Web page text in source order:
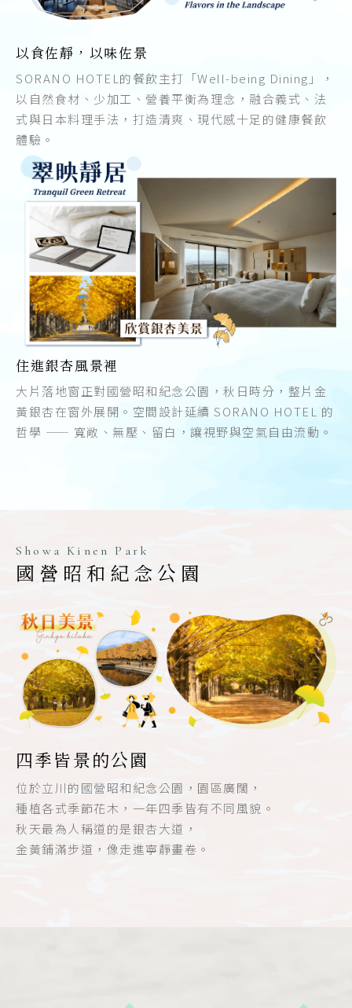
以食佐靜，以味佐景
SORANO HOTEL的餐飲主打「Well-being Dining」，
以自然食材、少加工、營養平衡為理念，融合義式、法
式與日本料理手法，打造清爽、現代感十足的健康餐飲
體驗。
住進銀杏風景裡
大片落地窗正對國營昭和紀念公園，秋日時分，整片金
黃銀杏在窗外展開。空間設計延續 SORANO HOTEL 的
哲學 —— 寬敞、無壓、留白，讓視野與空氣自由流動。
Showa Kinen Park
國營昭和紀念公園
四季皆景的公園
位於立川的國營昭和紀念公園，園區廣闊，
種植各式季節花木，一年四季皆有不同風貌。
秋天最為人稱道的是銀杏大道，
金黃鋪滿步道，像走進寧靜畫卷。